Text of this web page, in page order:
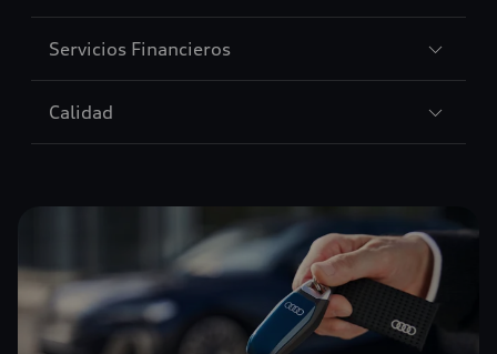
Servicios FinancierosSección
Calidad